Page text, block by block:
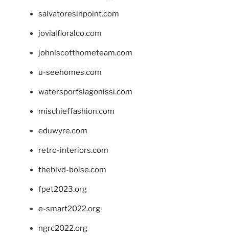
salvatoresinpoint.com
jovialfloralco.com
johnlscotthometeam.com
u-seehomes.com
watersportslagonissi.com
mischieffashion.com
eduwyre.com
retro-interiors.com
theblvd-boise.com
fpet2023.org
e-smart2022.org
ngrc2022.org